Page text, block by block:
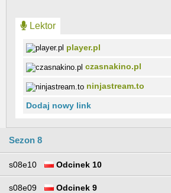
Lektor
player.pl
czasnakino.pl
ninjastream.to
Dodaj nowy link
Sezon 8
s08e10 Odcinek 10
s08e09 Odcinek 9